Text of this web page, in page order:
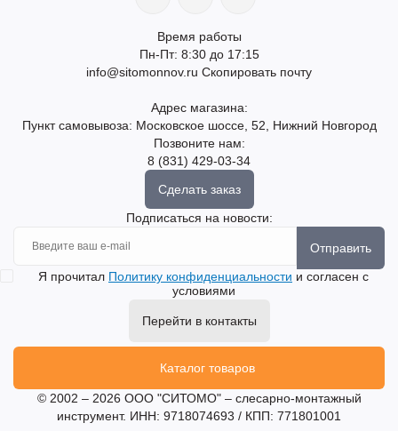
Время работы
Пн-Пт: 8:30 до 17:15
info@sitomonnov.ru Скопировать почту
Адрес магазина:
Пункт самовывоза: Московское шоссе, 52, Нижний Новгород
Позвоните нам:
8 (831) 429-03-34
Сделать заказ
Подписаться на новости:
Отправить
Я прочитал Политику конфиденциальности и согласен с
условиями
Перейти в контакты
Каталог товаров
© 2002 – 2026 ООО "СИТОМО" – слесарно-монтажный
инструмент. ИНН: 9718074693 / КПП: 771801001